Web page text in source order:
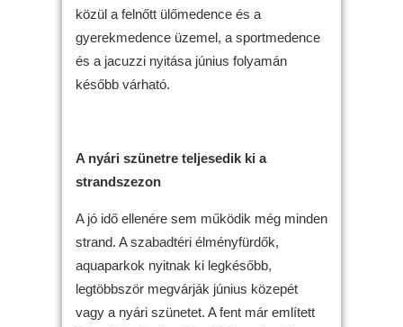
közül a felnőtt ülőmedence és a
gyerekmedence üzemel, a sportmedence
és a jacuzzi nyitása június folyamán
később várható.
A nyári szünetre teljesedik ki a
strandszezon
A jó idő ellenére sem működik még minden
strand. A szabadtéri élményfürdők,
aquaparkok nyitnak ki legkésőbb,
legtöbbször megvárják június közepét
vagy a nyári szünetet. A fent már említett